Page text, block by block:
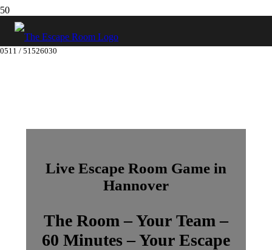
0511 / 51526030‬
Live Escape Room Game in
Hannover
The Room – Your Team –
60 Minutes – Your Escape